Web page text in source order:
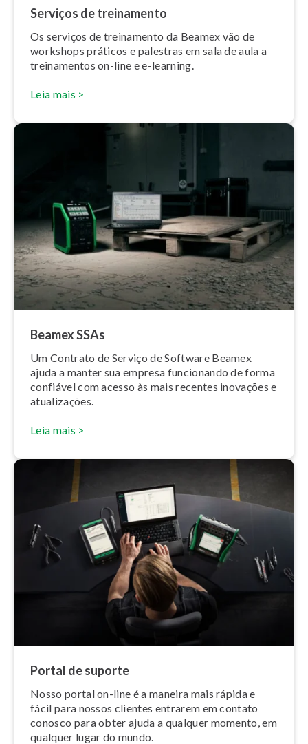
Serviços de treinamento
Os serviços de treinamento da Beamex vão de
workshops práticos e palestras em sala de aula a
trei­na­men­tos on-line e e-learning.
Leia mais >
Beamex SSAs
Um Contrato de Serviço de Software Beamex
ajuda a manter sua empresa funcionando de forma
confiável com acesso às mais recentes inovações e
atu­a­li­za­ções.
Leia mais >
Portal de suporte
Nosso portal on-line é a maneira mais rápida e
fácil para nossos clientes entrarem em contato
conosco para obter ajuda a qualquer momento, em
qualquer lugar do mundo.